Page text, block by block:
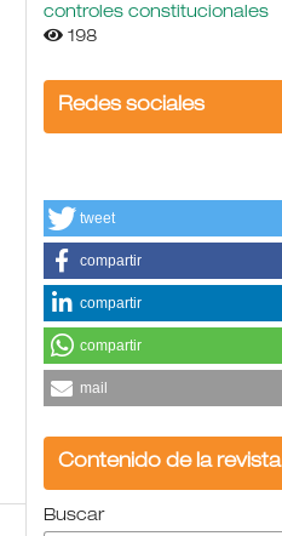
controles constitucionales
198
Redes sociales
tweet
compartir
compartir
compartir
mail
Contenido de la revista
Buscar